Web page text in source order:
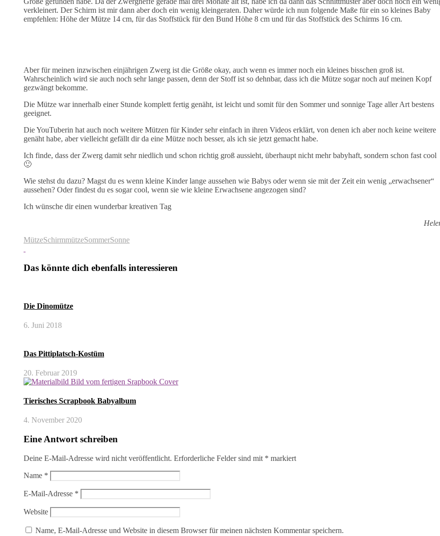
verkleinert. Der Schirm ist mir dann aber doch ein wenig kleingeraten. Daher würde ich nun folgende Maße für ein so kleines Baby
empfehlen: Höhe der Mütze 14 cm, für das Stoffstück für den Bund Höhe 8 cm und für das Stoffstück des Schirms 16 cm.
Aber für meinen inzwischen einjährigen Zwerg ist die Größe okay, auch wenn es immer noch ein kleines bisschen groß ist.
Wahrscheinlich wird sie auch noch sehr lange passen, denn der Stoff ist so dehnbar, dass ich die Mütze sogar noch auf meinen Kopf
gezwängt bekomme.
Die Mütze war innerhalb einer Stunde komplett fertig genäht, ist leicht und somit für den Sommer und sonnige Tage aller Art bestens
geeignet.
Die YouTuberin hat auch noch weitere Mützen für Kinder sehr einfach in ihren Videos erklärt, von denen ich aber noch keine weitere
genäht habe, aber vielleicht gefällt dir da eine Mütze noch besser, als ich sie jetzt gemacht habe.
Ich finde, dass der Zwerg damit sehr niedlich und schon richtig groß aussieht, überhaupt nicht mehr babyhaft, sondern schon fast cool
🙂
Wie stehst du dazu? Magst du es wenn kleine Kinder lange aussehen wie Babys oder wenn sie mit der Zeit ein wenig „erwachsener“
aussehen? Oder findest du es sogar cool, wenn sie wie kleine Erwachsene angezogen sind?
Ich wünsche dir einen wunderbar kreativen Tag
MützeSchirmmützeSommerSonne
Das könnte dich ebenfalls interessieren
Die Dinomütze
6. Juni 2018
Das Pittiplatsch-Kostüm
20. Februar 2019
Tierisches Scrapbook Babyalbum
4. November 2020
Eine Antwort schreiben
Deine E-Mail-Adresse wird nicht veröffentlicht. Erforderliche Felder sind mit * markiert
Name *
E-Mail-Adresse *
Website
Name, E-Mail-Adresse und Website in diesem Browser für meinen nächsten Kommentar speichern.